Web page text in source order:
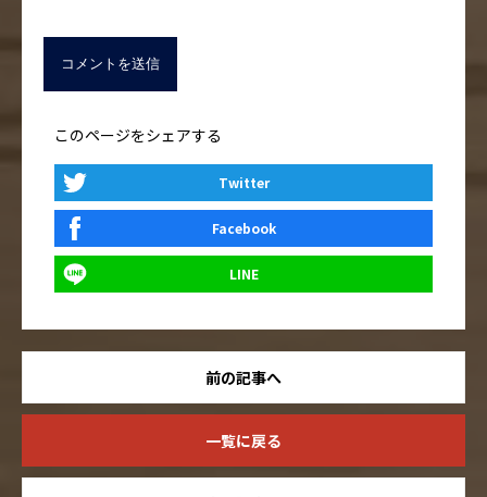
このページをシェアする
Twitter
Facebook
LINE
前の記事へ
一覧に戻る